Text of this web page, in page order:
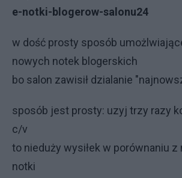
e-notki-blogerow-salonu24
w dość prosty sposób
nowych notek blogerskich
bo salon zawisił dzialanie
sposób jest prosty: uzyj trzy razy
c/v
to nieduży wysiłek w porównaniu z
notki